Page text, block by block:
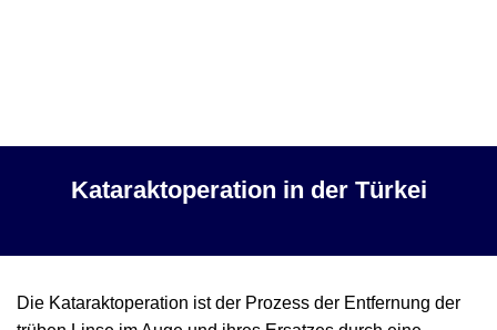
Kataraktoperation in der Türkei
Die Kataraktoperation ist der Prozess der Entfernung der